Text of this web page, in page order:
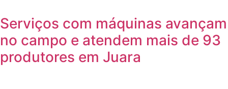
Serviços com máquinas avançam
no campo e atendem mais de 93
produtores em Juara